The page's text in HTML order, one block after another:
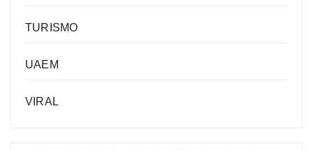
TURISMO
UAEM
VIRAL